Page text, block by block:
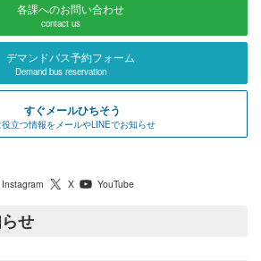
各課へのお問い合わせ
contact us
デマンドバス予約フォーム
Demand bus reservation
すぐメールひちそう
立つ情報をメールやLINEでお知らせ
Instagram X YouTube
せ